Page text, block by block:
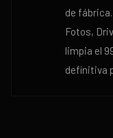
de
Fotos,
limpia el
definitiva